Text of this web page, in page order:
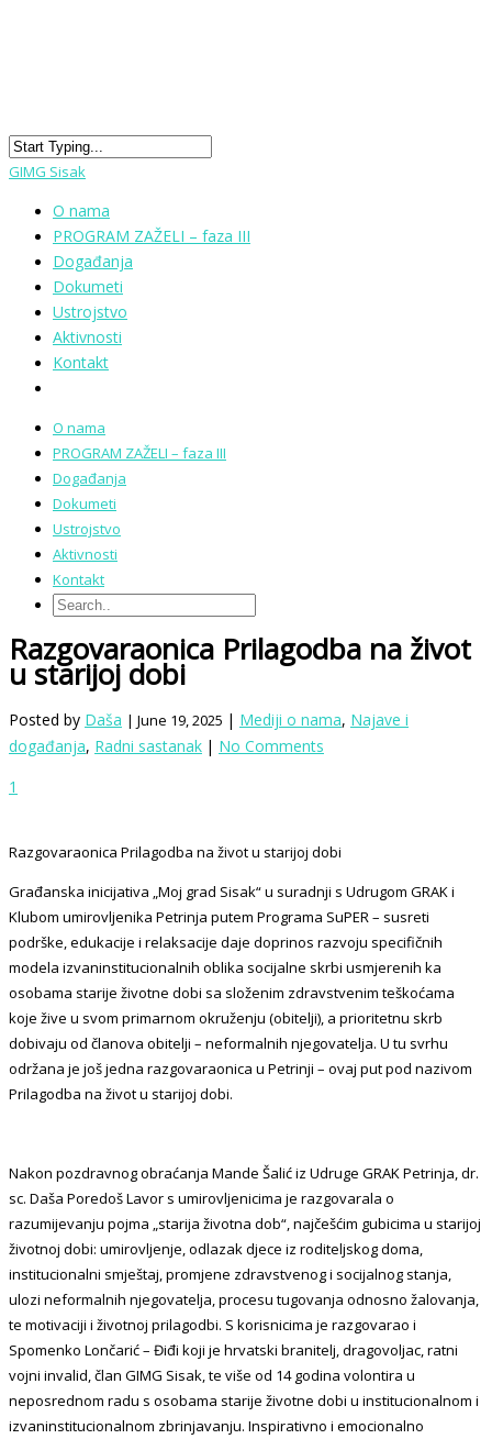
GIMG Sisak
O nama
PROGRAM ZAŽELI – faza III
Događanja
Dokumeti
Ustrojstvo
Aktivnosti
Kontakt
O nama
PROGRAM ZAŽELI – faza III
Događanja
Dokumeti
Ustrojstvo
Aktivnosti
Kontakt
Razgovaraonica Prilagodba na život
u starijoj dobi
Posted by Daša | June 19, 2025 | Mediji o nama, Najave i
događanja, Radni sastanak | No Comments
1
Razgovaraonica Prilagodba na život u starijoj dobi
Građanska inicijativa „Moj grad Sisak“ u suradnji s Udrugom GRAK i
Klubom umirovljenika Petrinja putem Programa SuPER – susreti
podrške, edukacije i relaksacije daje doprinos razvoju specifičnih
modela izvaninstitucionalnih oblika socijalne skrbi usmjerenih ka
osobama starije životne dobi sa složenim zdravstvenim teškoćama
koje žive u svom primarnom okruženju (obitelji), a prioritetnu skrb
dobivaju od članova obitelji – neformalnih njegovatelja. U tu svrhu
održana je još jedna razgovaraonica u Petrinji – ovaj put pod nazivom
Prilagodba na život u starijoj dobi.
Nakon pozdravnog obraćanja Mande Šalić iz Udruge GRAK Petrinja, dr.
sc. Daša Poredoš Lavor s umirovljenicima je razgovarala o
razumijevanju pojma „starija životna dob“, najčešćim gubicima u starijoj
životnoj dobi: umirovljenje, odlazak djece iz roditeljskog doma,
institucionalni smještaj, promjene zdravstvenog i socijalnog stanja,
ulozi neformalnih njegovatelja, procesu tugovanja odnosno žalovanja,
te motivaciji i životnoj prilagodbi. S korisnicima je razgovarao i
Spomenko Lončarić – Điđi koji je hrvatski branitelj, dragovoljac, ratni
vojni invalid, član GIMG Sisak, te više od 14 godina volontira u
neposrednom radu s osobama starije životne dobi u institucionalnom i
izvaninstitucionalnom zbrinjavanju. Inspirativno i emocionalno